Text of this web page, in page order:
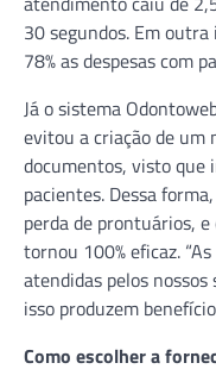
30 segundos. Em
78% as despesas com
Já o sistema
evitou a criação de um
documentos, visto
pacientes. Dessa
perda de prontuários,
tornou 100% eficaz.
atendidas pelos
isso produzem
Como escolher a